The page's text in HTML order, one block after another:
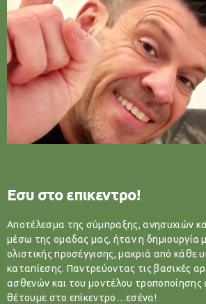
Εσυ στο επικεντρο!
Αποτέλεσμα της σύμπραξης, ανησυχιών
μέσω της ομαδας μας, ήταν η δημιουργία
ολιστικής προσέγγισης, μακριά από κάθε
καταπίεσης. Παντρεύοντας τις βασικές
ασθενών και του μοντέλου τροποποίησης
θέτουμε στο επίκεντρο…εσένα!